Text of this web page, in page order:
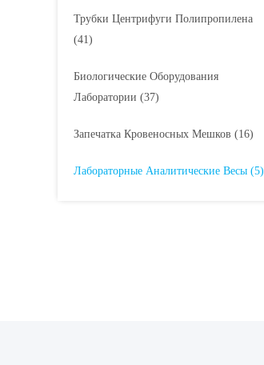
Трубки Центрифуги Полипропилена
(41)
Биологические Оборудования
Лаборатории (37)
Запечатка Кровеносных Мешков (16)
Лабораторные Аналитические Весы (5)